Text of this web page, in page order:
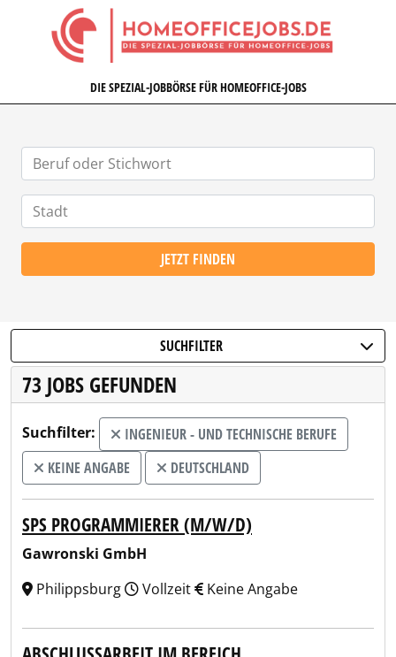
HOMEOFFICEJOBS.DE
DIE SPEZIAL-JOBBÖRSE FÜR HOMEOFFICE-JOBS
JETZT FINDEN
SUCHFILTER
73 JOBS GEFUNDEN
Suchfilter:
INGENIEUR - UND TECHNISCHE BERUFE
KEINE ANGABE
DEUTSCHLAND
SPS PROGRAMMIERER (M/W/D)
Gawronski GmbH
Philippsburg
Vollzeit Keine Angabe